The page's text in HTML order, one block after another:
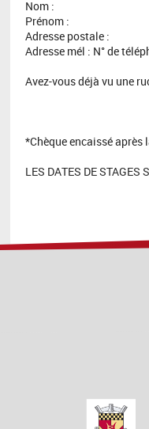
Nom :
Prénom :
Adresse postale :
Adresse mél : N° de
Avez-vous déjà vu une
*Chèque encaissé après
LES DATES DE STAGES